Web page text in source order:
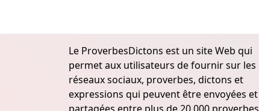
Le ProverbesDictons est un site Web qui
permet aux utilisateurs de fournir sur les
réseaux sociaux, proverbes, dictons et
expressions qui peuvent être envoyées et